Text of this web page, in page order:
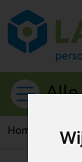
Home